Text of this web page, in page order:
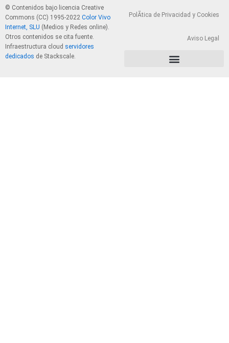
© Contenidos bajo licencia Creative
Commons (CC) 1995-2022 Color Vivo
Internet, SLU (Medios y Redes online).
Otros contenidos se cita fuente.
Infraestructura cloud servidores
dedicados de Stackscale.
PolÃ­tica de Privacidad y Cookies
Aviso Legal